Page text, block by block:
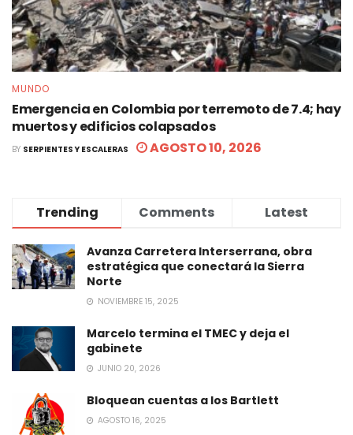
MUNDO
Emergencia en Colombia por terremoto de 7.4; hay
muertos y edificios colapsados
BY SERPIENTES Y ESCALERAS AGOSTO 10, 2026
Trending Comments Latest
Avanza Carretera Interserrana, obra
estratégica que conectará la Sierra
Norte
NOVIEMBRE 15, 2025
Marcelo termina el TMEC y deja el
gabinete
JUNIO 20, 2026
Bloquean cuentas a los Bartlett
AGOSTO 16, 2025